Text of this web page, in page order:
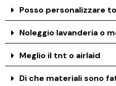
Posso personalizzare
Noleggio lavanderia o
Meglio il tnt o airlaid
Di che materiali sono